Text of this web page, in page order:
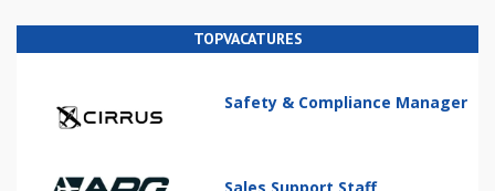
TOPVACATURES
Safety & Compliance Manager
Sales Support Staff